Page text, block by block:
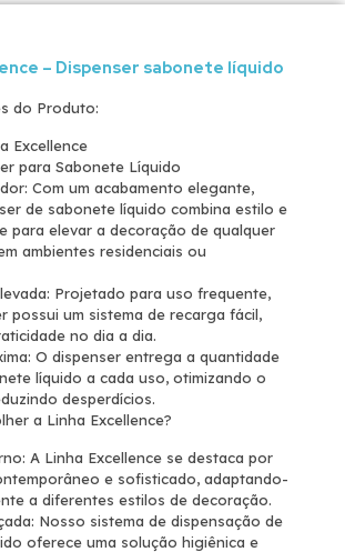
– Dispenser sabonete líquido
do Produto:
Excellence
para Sabonete Líquido
Com um acabamento elegante,
de sabonete líquido combina estilo e
para elevar a decoração de qualquer
ambientes residenciais ou
Projetado para uso frequente,
possui um sistema de recarga fácil,
no dia a dia.
O dispenser entrega a quantidade
líquido a cada uso, otimizando o
desperdícios.
a Linha Excellence?
A Linha Excellence se destaca por
e sofisticado, adaptando-
a diferentes estilos de decoração.
Nosso sistema de dispensação de
oferece uma solução higiênica e